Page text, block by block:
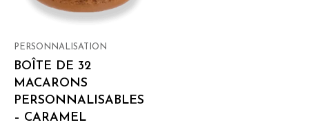
PERSONNALISATION
BOÎTE DE 32
MACARONS
PERSONNALISABLES
– CARAMEL